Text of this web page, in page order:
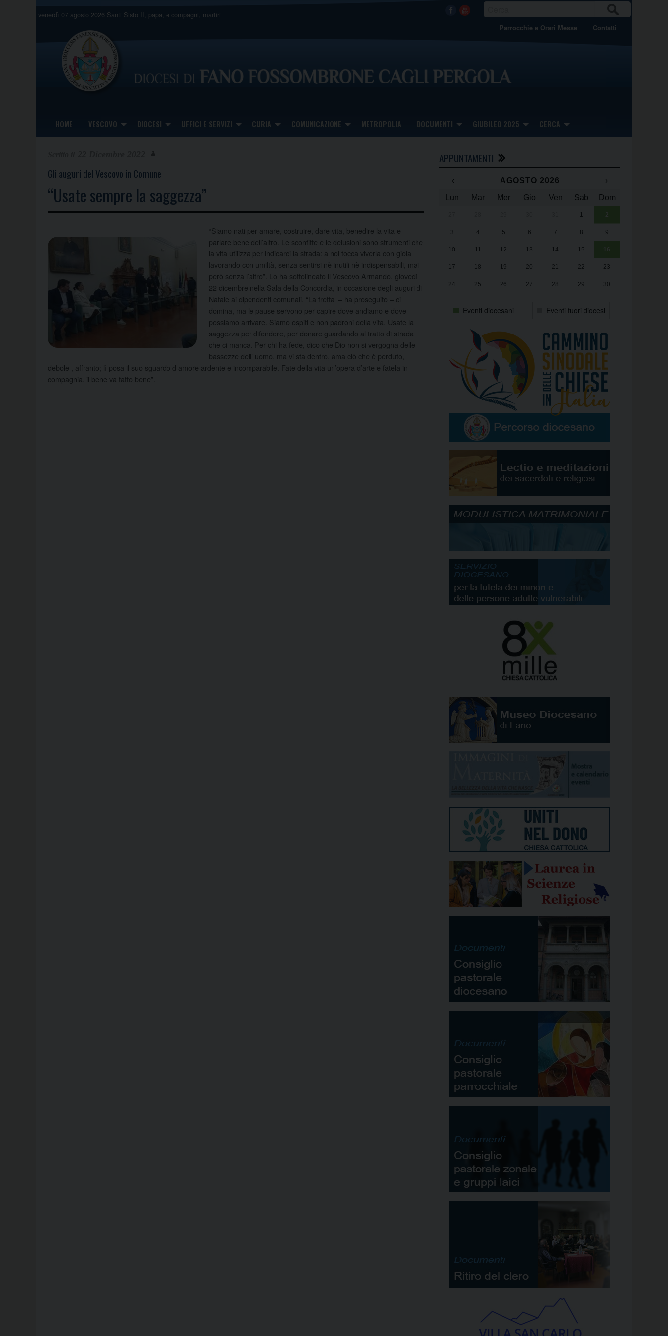
venerdì 07 agosto 2026 Santi Sisto II, papa, e compagni, martiri Facebook
Youtube CA
Parrocchie e Orari Messe Contatti
HOME VESCOVO DIOCESI UFFICI E SERVIZI CURIA COMUNICAZIONE METROPOLIA DOCUMENTI GIUBILEO 2025 CERCA
Gli auguri del Vescovo in Comune
“Usate sempre la saggezza”
“Siamo nati per amare, costruire, dare vita, benedire la vita e
parlare bene dell’altro. Le sconfitte e le delusioni sono strumenti che
la vita utilizza per indicarci la strada: a noi tocca viverla con gioia
lavorando con umiltà, senza sentirsi nè inutili nè indispensabili, mai
però senza l’altro”. Lo ha sottolineato il Vescovo Armando, giovedì
22 dicembre nella Sala della Concordia, in occasione degli auguri di
Natale ai dipendenti comunali. “L a fretta – ha proseguito – ci
domina, ma le pause servono per capire dove andiamo e dove
possiamo arrivare. Siamo ospiti e non padroni della vita. Usate la
saggezza per difendere, per donare guardando al tratto di strada
che ci manca. Per chi ha fede, dico che Dio non si vergogna delle
bassezze dell’ uomo, ma vi sta dentro, ama ciò che è perduto,
debole , affranto; lì posa il suo sguardo d amore ardente e incomparabile. Fate della vita un’opera d’arte e fatela in
compagnia, il bene va fatto bene”.
APPUNTAMENTI
‹ AGOSTO 2026
›
Lun
Mar Mer Gio Ven Sab Dom
1 2
3 4 5 6 7 8 9
10 11 12 13 14 15 16
17 18 19 20 21 22 23
24 25 26 27 28 29 30
Eventi diocesani Eventi fuori diocesi